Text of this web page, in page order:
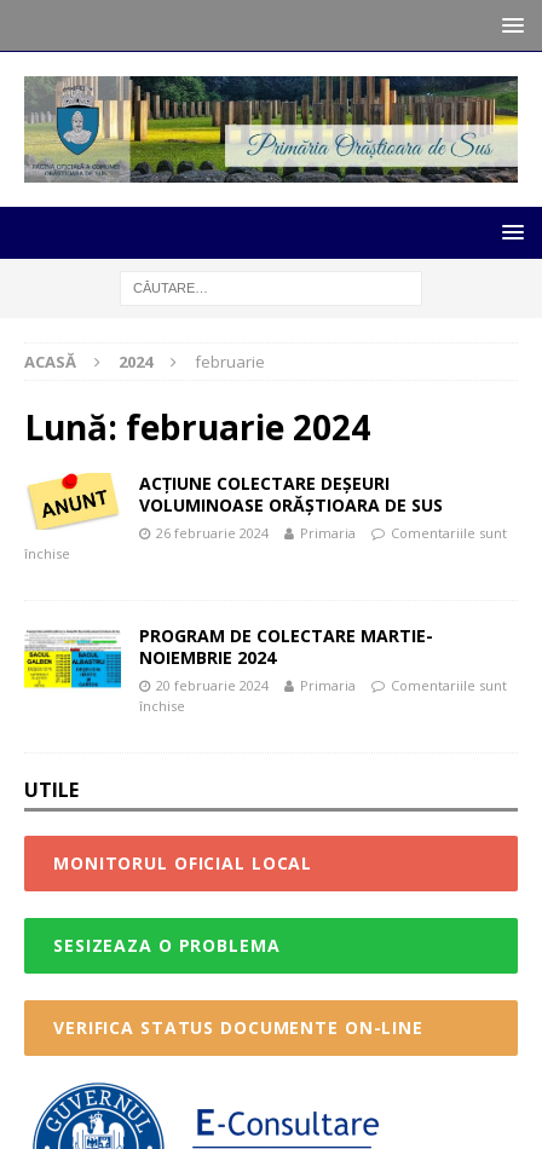
ACASĂ 2024 februarie
Lună: februarie 2024
ACȚIUNE COLECTARE DEȘEURI
VOLUMINOASE ORĂȘTIOARA DE SUS
26 februarie 2024 Primaria
Comentariile sunt
închise
PROGRAM DE COLECTARE MARTIE-
NOIEMBRIE 2024
20 februarie 2024 Primaria
Comentariile sunt
închise
UTILE
MONITORUL OFICIAL LOCAL
SESIZEAZA O PROBLEMA
VERIFICA STATUS DOCUMENTE ON-LINE